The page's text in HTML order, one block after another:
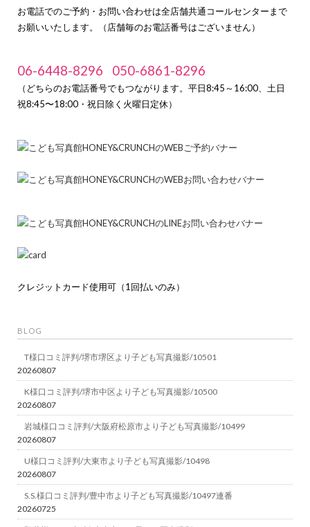
お電話でのご予約・お問い合わせは全店舗共通コールセンターまで
お願いいたします。（店舗毎のお電話番号はございません）
06-6448-8296 050-6861-8296
（どちらのお電話番号でもつながります。平日8:45～16:00、土日
祝8:45〜18:00・祝日除く火曜日定休）
クレジットカード使用可（1回払いのみ）
BLOG
T様口コミ評判/堺市堺区より子ども写真撮影/10501
20260807
K様口コミ評判/堺市中区より子ども写真撮影/10500
20260807
岩城様口コミ評判/大阪府松原市より子ども写真撮影/10499
20260807
U様口コミ評判/大東市より子ども写真撮影/10498
20260807
S.S.様口コミ評判/豊中市より子ども写真撮影/10497連番
20260725